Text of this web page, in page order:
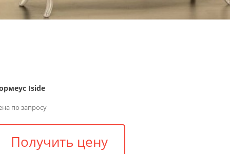
Iside
по запросу
Получить цену